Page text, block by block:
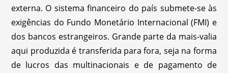
externa. O sistema financeiro do país submete-se às
exigências do Fundo Monetário Internacional (FMI) e
dos bancos estrangeiros. Grande parte da mais-valia
aqui produzida é transferida para fora, seja na forma
de lucros das multinacionais e de pagamento de